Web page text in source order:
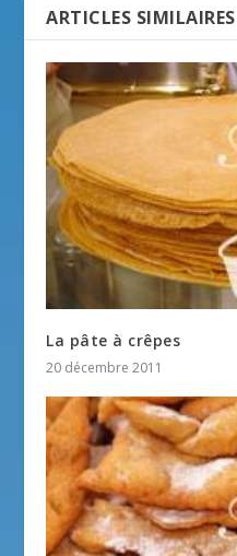
ARTICLES SIMILAIRES
La pâte à crêpes
20 décembre 2011